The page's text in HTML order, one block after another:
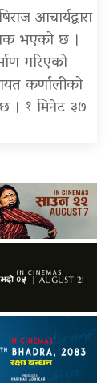
आचार्यद्वारा
भएको छ ।
गरिएको
कर्णालीको
। १ मिनेट ३७